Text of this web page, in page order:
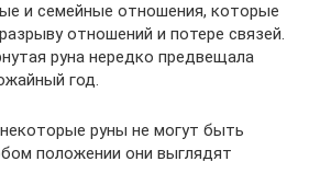
и семейные отношения, которые
отношений и потере связей.
руна нередко предвещала
год.
руны не могут быть
положении они выглядят